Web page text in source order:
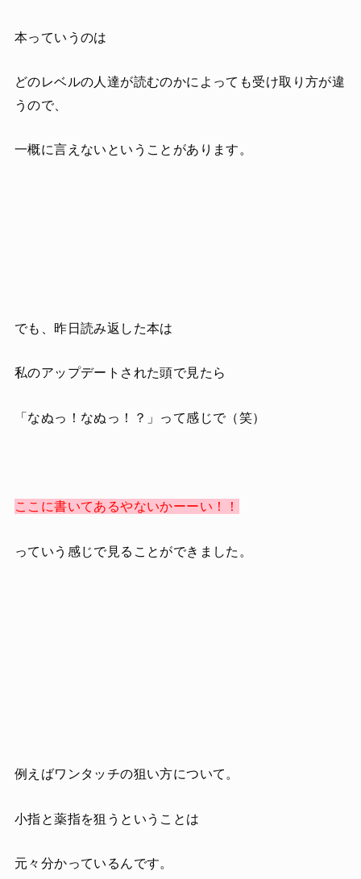
本っていうのは
どのレベルの人達が読むのかによっても受け取り方が違
うので、
一概に言えないということがあります。
でも、昨日読み返した本は
私のアップデートされた頭で見たら
「なぬっ！なぬっ！？」って感じで（笑）
ここに書いてあるやないかーーい！！
っていう感じで見ることができました。
例えばワンタッチの狙い方について。
小指と薬指を狙うということは
元々分かっているんです。